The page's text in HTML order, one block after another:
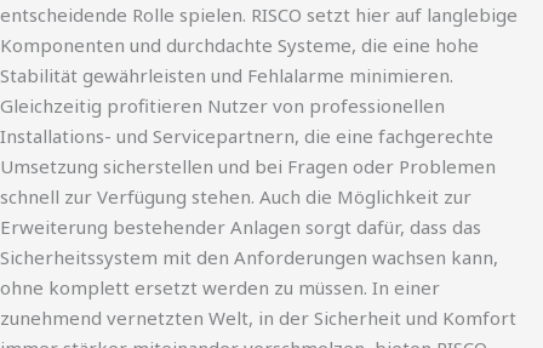
entscheidende Rolle spielen. RISCO setzt hier auf langlebige
Komponenten und durchdachte Systeme, die eine hohe
Stabilität gewährleisten und Fehlalarme minimieren.
Gleichzeitig profitieren Nutzer von professionellen
Installations- und Servicepartnern, die eine fachgerechte
Umsetzung sicherstellen und bei Fragen oder Problemen
schnell zur Verfügung stehen. Auch die Möglichkeit zur
Erweiterung bestehender Anlagen sorgt dafür, dass das
Sicherheitssystem mit den Anforderungen wachsen kann,
ohne komplett ersetzt werden zu müssen. In einer
zunehmend vernetzten Welt, in der Sicherheit und Komfort